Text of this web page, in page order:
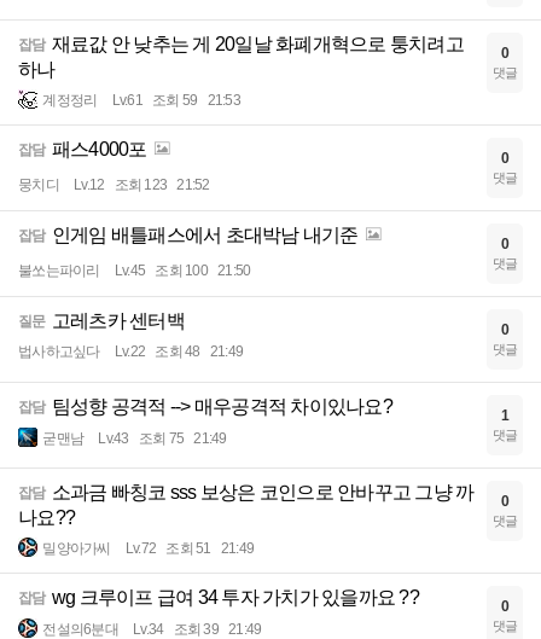
잡담 재료값 안 낮추는 게 20일날 화폐개혁으로 퉁치려고
하나
계정정리 Lv.61 조회 59 21:53
0
댓글
잡담 패스4000포
뭉치디 Lv.12 조회 123 21:52
0
댓글
잡담 인게임 배틀패스에서 초대박남 내기준
불쏘는파이리 Lv.45 조회 100 21:50
0
댓글
질문 고레츠카 센터백
법사하고싶다 Lv.22 조회 48 21:49
0
댓글
잡담 팀성향 공격적 --> 매우공격적 차이있나요?
굳맨남 Lv.43 조회 75 21:49
1
댓글
잡담 소과금 빠칭코 sss 보상은 코인으로 안바꾸고 그냥 까
나요??
밀양아가씨 Lv.72 조회 51 21:49
0
댓글
잡담 wg 크루이프 급여 34 투자 가치가 있을까요 ??
전설의6분대 Lv.34 조회 39 21:49
0
댓글